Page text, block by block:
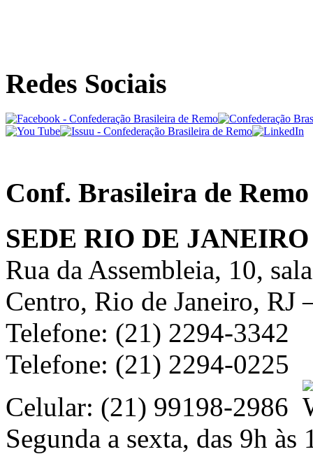
Redes Sociais
Conf. Brasileira de Remo
SEDE RIO DE JANEIRO
Rua da Assembleia, 10,
Centro, Rio de Janeiro, RJ
Telefone: (21) 2294-3342
Telefone: (21) 2294-0225
Celular: (21) 99198-2986
Segunda a sexta, das 9h às